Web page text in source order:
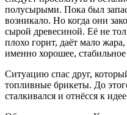
полусырыми. Пока был
возникало. Но когда они
сырой древесиной. Её не
плохо горит, даёт мало
именно хорошее, стабильное
Ситуацию спас друг,
топливные брикеты. До
сталкивался и отнёсся к